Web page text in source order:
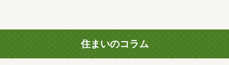
住まいのコラム